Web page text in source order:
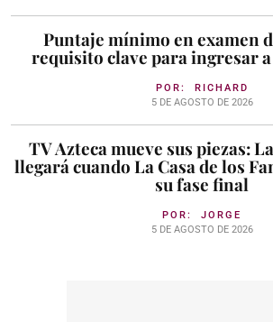
Puntaje mínimo en examen
requisito clave para ingresar
POR: RICHARD
5 DE AGOSTO DE 2026
TV Azteca mueve sus piezas:
llegará cuando La Casa de los
su fase final
POR: JORGE
5 DE AGOSTO DE 2026